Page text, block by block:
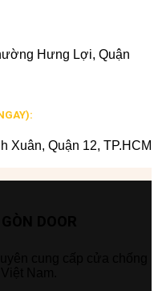
Hưng Lợi, Quận
Xuân, Quận 12, TP.HCM